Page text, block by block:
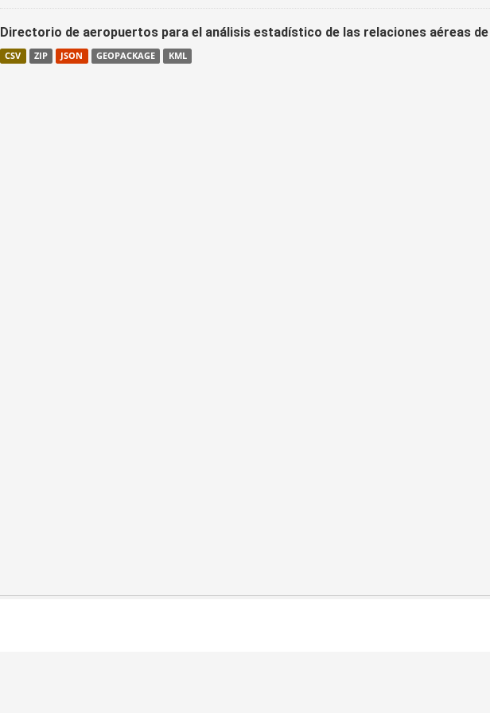
Directorio de aeropuertos para el análisis estadístico de las relaciones aéreas de
CSV ZIP JSON GEOPACKAGE KML